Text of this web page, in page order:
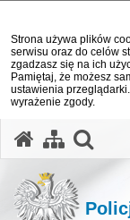
Strona używa plików
serwisu oraz do celów
zgadzasz się na ich
Pamiętaj, że możesz
ustawienia
wyrażenie zgody.